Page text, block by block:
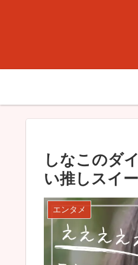
しなこのダ
い推しスイ
エンタメ